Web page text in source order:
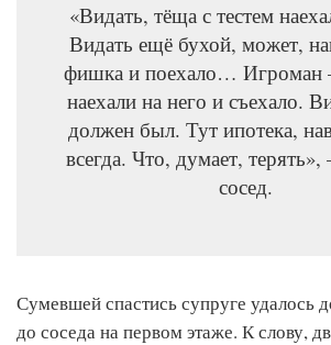
«Видать, тёща с тестем
Видать ещё бухой, может,
фишка и поехало… Игроман
наехали на него и съехало.
должен был. Тут ипотека,
всегда. Что, думает,
сосед.
Сумевшей спастись супруге удалось
до соседа на первом этаже. К слову,